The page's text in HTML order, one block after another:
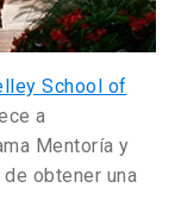
School of
a
Mentoría y
obtener una